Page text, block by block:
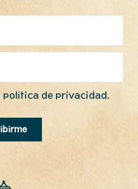
política de privacidad.